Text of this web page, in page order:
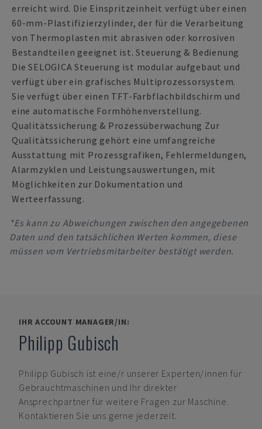
erreicht wird. Die Einspritzeinheit verfügt über einen
60-mm-Plastifizierzylinder, der für die Verarbeitung
von Thermoplasten mit abrasiven oder korrosiven
Bestandteilen geeignet ist. Steuerung & Bedienung
Die SELOGICA Steuerung ist modular aufgebaut und
verfügt über ein grafisches Multiprozessorsystem.
Sie verfügt über einen TFT-Farbflachbildschirm und
eine automatische Formhöhenverstellung.
Qualitätssicherung & Prozessüberwachung Zur
Qualitätssicherung gehört eine umfangreiche
Ausstattung mit Prozessgrafiken, Fehlermeldungen,
Alarmzyklen und Leistungsauswertungen, mit
Möglichkeiten zur Dokumentation und
Werteerfassung.
*Es kann zu Abweichungen zwischen den angegebenen
Daten und den tatsächlichen Werten kommen, diese
müssen vom Vertriebsmitarbeiter bestätigt werden.
IHR ACCOUNT MANAGER/IN:
Philipp Gubisch
Philipp Gubisch ist eine/r unserer Experten/innen für
Gebrauchtmaschinen und Ihr direkter
Ansprechpartner für weitere Fragen zur Maschine.
Kontaktieren Sie uns gerne jederzeit.